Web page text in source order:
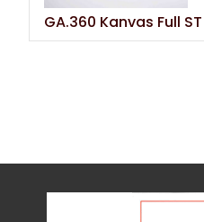
GA.360 Kanvas Full ST